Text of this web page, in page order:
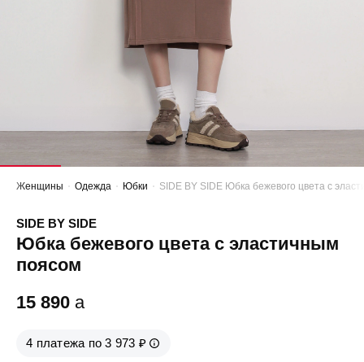
Женщины Одежда Юбки SIDE BY SIDE Юбка бежевого цвета с
SIDE BY SIDE
Юбка бежевого цвета с эластичным
поясом
15 890 a
4 платежа по 3 973 ₽